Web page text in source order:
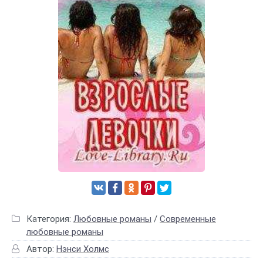
Категория: Любовные романы / Современные
любовные романы
Автор: Нэнси Холмс